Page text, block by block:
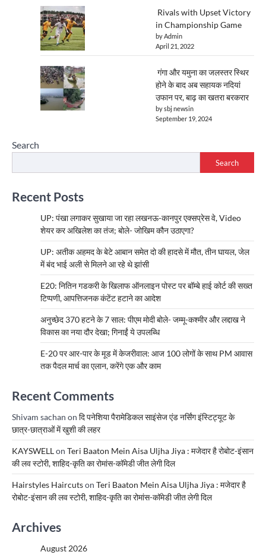
Rivals with Upset Victory
in Championship Game
by Admin
April 21, 2022
गंगा और यमुना का जलस्तर स्थिर
होने के बाद अब सहायक नदियां
उफान पर, बाढ़ का खतरा बरकरार
by sbj newsin
September 19, 2024
Search
Search
Recent Posts
UP: पंखा लगाकर सुखाया जा रहा लखनऊ-कानपुर एक्सप्रेस वे, Video
शेयर कर अखिलेश का तंज; बोले- जोखिम कौन उठाएगा?
UP: अतीक अहमद के बेटे आबान समेत दो की हादसे में मौत, तीन घायल, जेल
में बंद भाई अली से मिलने आ रहे थे झांसी
E20: नितिन गडकरी के खिलाफ ऑनलाइन पोस्ट पर बॉम्बे हाई कोर्ट की सख्त
टिप्पणी, आपत्तिजनक कंटेंट हटाने का आदेश
अनुच्छेद 370 हटने के 7 साल: पीएम मोदी बोले- जम्मू-कश्मीर और लद्दाख ने
विकास का नया दौर देखा; गिनाईं ये उपलब्धि
E-20 पर आर-पार के मूड में केजरीवाल: आज 100 लोगों के साथ PM आवास
तक पैदल मार्च का एलान, करेंगे एक और काम
Recent Comments
Shivam sachan on दि पनेशिया पैरामेडिकल साइंसेज एंड नर्सिंग इंस्टिट्यूट के
छात्र-छात्राओं में खुशी की लहर
KAYSWELLon Teri Baaton Mein Aisa Uljha Jiya : मजेदार है रोबोट-इंसान
की लव स्टोरी, शाहिद-कृति का रोमांस-कॉमेडी जीत लेगी दिल
Hairstyles Haircutson Teri Baaton Mein Aisa Uljha Jiya : मजेदार है
रोबोट-इंसान की लव स्टोरी, शाहिद-कृति का रोमांस-कॉमेडी जीत लेगी दिल
Archives
August 2026